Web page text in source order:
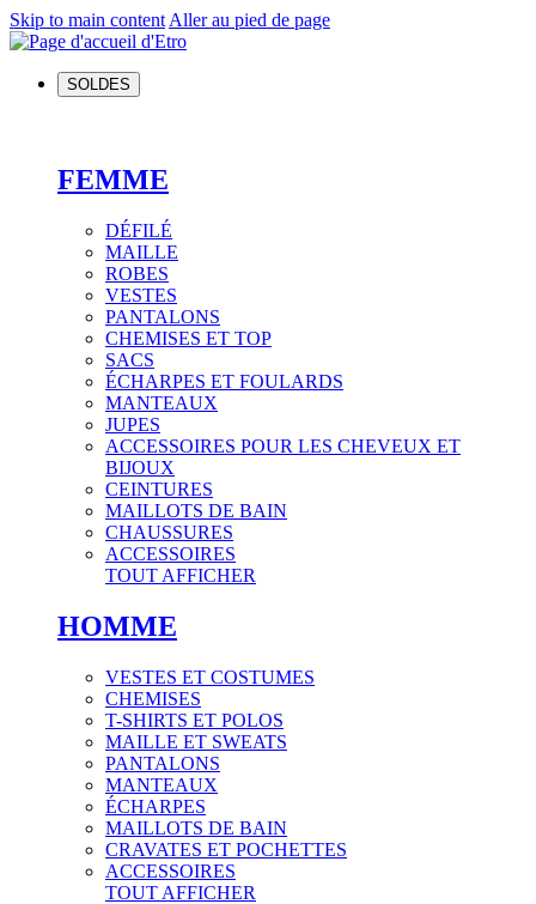
Skip to main content Aller au pied de page
SOLDES
FEMME
DÉFILÉ
MAILLE
ROBES
VESTES
PANTALONS
CHEMISES ET TOP
SACS
ÉCHARPES ET FOULARDS
MANTEAUX
JUPES
ACCESSOIRES POUR LES CHEVEUX ET
BIJOUX
CEINTURES
MAILLOTS DE BAIN
CHAUSSURES
ACCESSOIRES
TOUT AFFICHER
HOMME
VESTES ET COSTUMES
CHEMISES
T-SHIRTS ET POLOS
MAILLE ET SWEATS
PANTALONS
MANTEAUX
ÉCHARPES
MAILLOTS DE BAIN
CRAVATES ET POCHETTES
ACCESSOIRES
TOUT AFFICHER